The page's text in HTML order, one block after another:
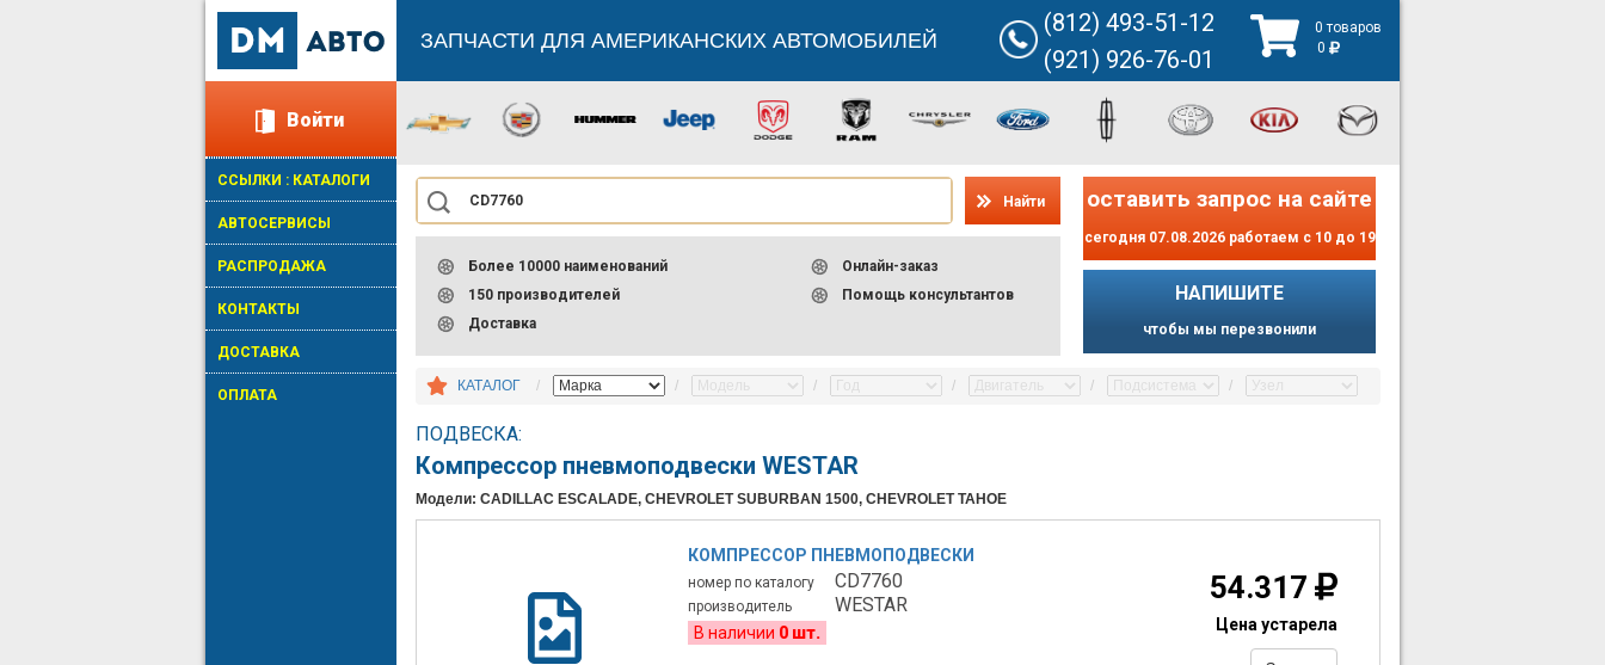
Войти
ССЫЛКИ : КАТАЛОГИ
АВТОСЕРВИСЫ
РАСПРОДАЖА
КОНТАКТЫ
ДОСТАВКА
ОПЛАТА
ЗАПЧАСТИ ДЛЯ АМЕРИКАНСКИХ АВТОМОБИЛЕЙ
(812) 493-51-12
(921) 926-76-01
0 товаров
0
Найти
Более 10000 наименований
150 производителей
Доставка
Онлайн-заказ
Помощь консультантов
оставить запрос на сайте
сегодня 07.08.2026 работаем с 10 до 19
НАПИШИТЕ
чтобы мы перезвонили
КАТАЛОГ
ПОДВЕСКА:
Компрессор пневмоподвески WESTAR
Модели: CADILLAC ESCALADE, CHEVROLET SUBURBAN 1500, CHEVROLET TAHOE
КОМПРЕССОР ПНЕВМОПОДВЕСКИ
номер по каталогу CD7760
производитель WESTAR
В наличии 0 шт.
54.317
Цена устарела